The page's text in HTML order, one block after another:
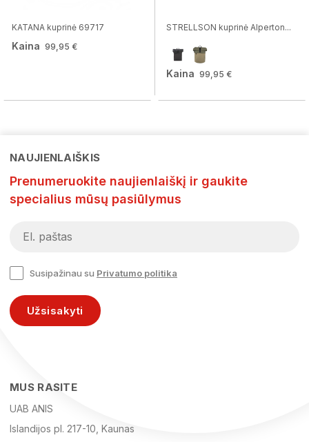
KATANA kuprinė 69717
Kaina 99,95 €
STRELLSON kuprinė Alperton...
Kaina 99,95 €
NAUJIENLAIŠKIS
Prenumeruokite naujienlaiškį ir gaukite
specialius mūsų pasiūlymus
Susipažinau su Privatumo politika
Užsisakyti
MUS RASITE
UAB ANIS
Islandijos pl. 217-10, Kaunas